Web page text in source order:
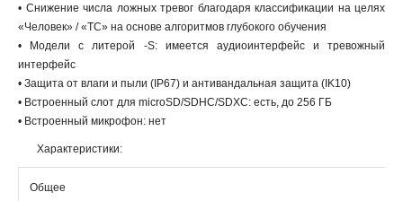
• Снижение числа ложных тревог благодаря классификации на целях
«Человек» / «ТС» на основе алгоритмов глубокого обучения
• Модели с литерой -S: имеется аудиоинтерфейс и тревожный
интерфейс
• Защита от влаги и пыли (IP67) и антивандальная защита (IK10)
• Встроенный слот для microSD/SDHC/SDXC: есть, до 256 ГБ
• Встроенный микрофон: нет
Характеристики:
Общее